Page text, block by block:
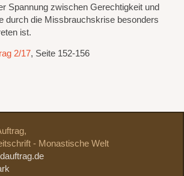
Spannung zwischen Gerechtigkeit und
durch die Missbrauchskrise besonders
ist.
2/17, Seite 152-156
- Monastische Welt